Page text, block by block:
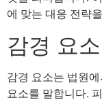
에 맞는 대응 전략
감경 요소
감경 요소는 법원
요소를 말합니다.